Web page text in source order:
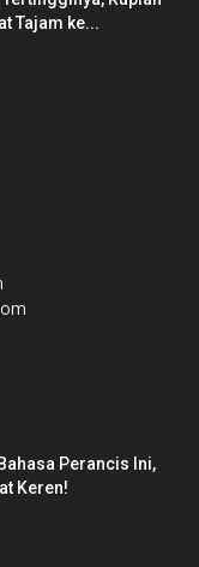
Tajam ke...
Perancis Ini,
Keren!